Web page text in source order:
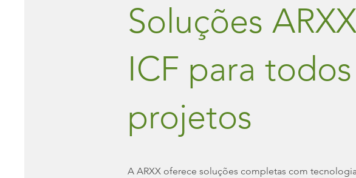
Soluções
ICF para
projetos
A ARXX oferece soluções completas com